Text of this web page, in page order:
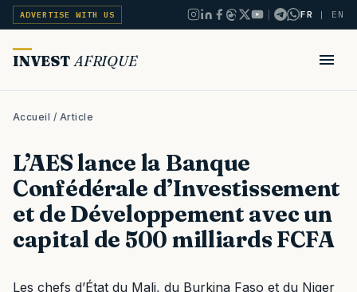
ADVERTISE WITH US | FR | EN
INVEST AFRIQUE
Accueil / Article
L’AES lance la Banque
Confédérale d’Investissement
et de Développement avec un
capital de 500 milliards FCFA
Les chefs d’État du Mali, du Burkina Faso et du Niger